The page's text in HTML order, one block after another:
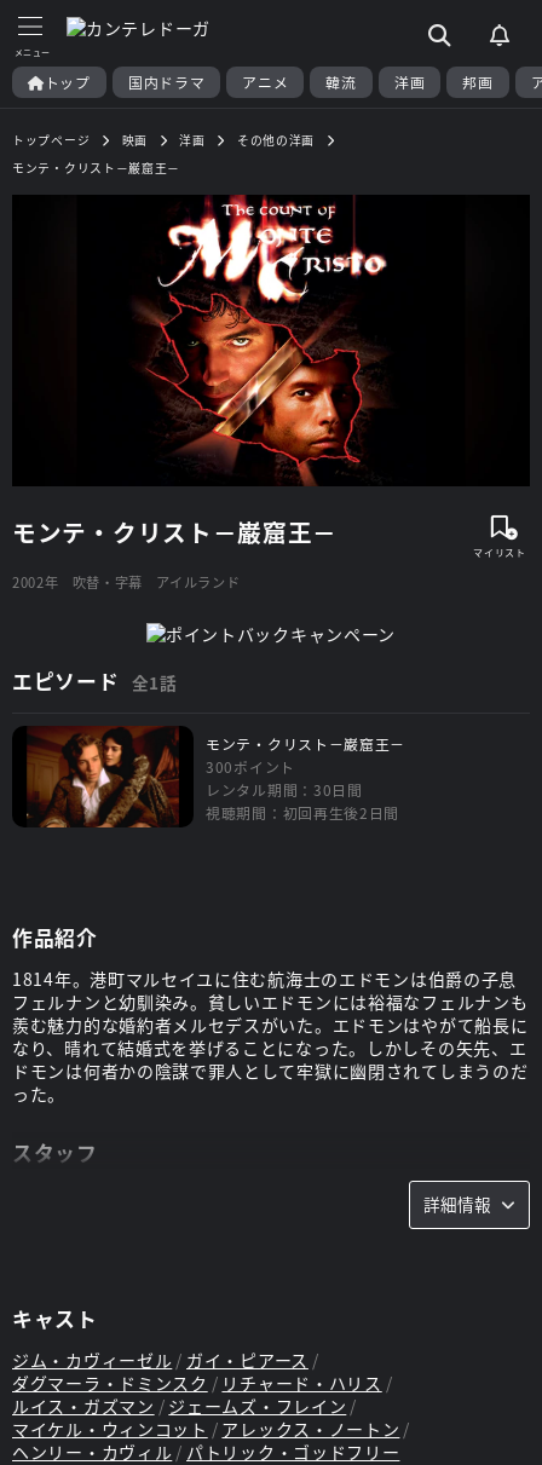
トップ 国内ドラマ アニメ 韓流 洋画 邦画
トップページ 映画 洋画
その他の洋画
モンテ・クリスト－巌窟王－
モンテ・クリスト－巌窟王－
2002年 吹替・字幕 アイルランド
エピソード 全1話
モンテ・クリスト－巌窟王－
300ポイント
レンタル期間：30日間
視聴期間：初回再生後2日間
作品紹介
1814年。港町マルセイユに住む航海士のエドモンは伯爵の子息
フェルナンと幼馴染み。貧しいエドモンには裕福なフェルナンも
羨む魅力的な婚約者メルセデスがいた。エドモンはやがて船長に
なり、晴れて結婚式を挙げることになった。しかしその矢先、エ
ドモンは何者かの陰謀で罪人として牢獄に幽閉されてしまうのだ
った。
スタッフ
ジェイ・ウォルパート
詳細情報
キャスト
ジム・カヴィーゼル
ガイ・ピアース
ダグマーラ・ドミンスク
リチャード・ハリス
ルイス・ガズマン
ジェームズ・フレイン
マイケル・ウィンコット
アレックス・ノートン
ヘンリー・カヴィル
パトリック・ゴッドフリー